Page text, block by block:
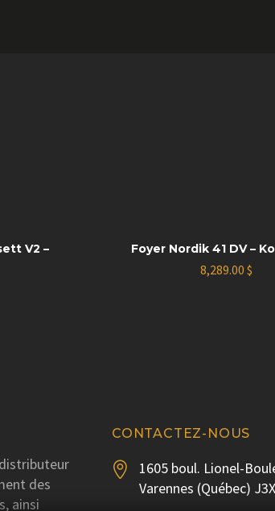
V2 –
Foyer Nordik 41 DV –
8,289.00 $
des
ainsi
CONTACTEZ-NOUS


1605 boul. Lionel-
Varennes (Québec)